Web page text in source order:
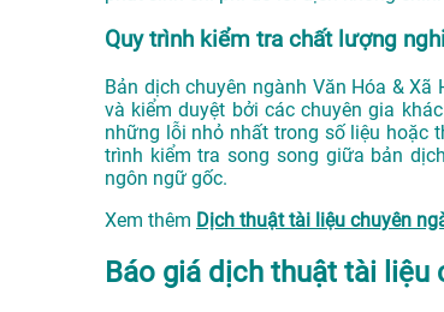
Quy trình kiểm tra chất lượng
Bản dịch chuyên ngành Văn Hóa &
và kiểm duyệt bởi các chuyên gia
những lỗi nhỏ nhất trong số liệu hoặc
trình kiểm tra song song giữa bản
ngôn ngữ gốc.
Xem thêm Dịch thuật tài liệu chuyên
Báo giá dịch thuật tài liệu